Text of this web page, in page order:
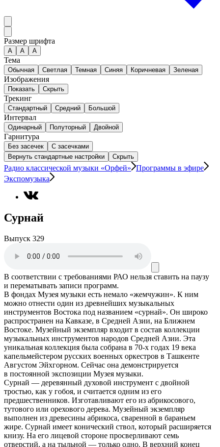
Размер шрифта
А A A
Тема
Обычная Светлая Темная Синяя Коричневая Зеленая
Изображения
Показать Скрыть
Трекинг
Стандартный Средний Большой
Интервал
Одинарный Полуторный Двойной
Гарнитура
Без засечек
С засечками
Вернуть стандартные настройки
Скрыть
Радио классической музыки «Орфей»
Программы в эфире
Экспомузыка
Сурнай
Выпуск 329
В соответствии с требованиями РАО нельзя ставить на паузу
и перематывать записи программ.
В фондах Музея музыки есть немало «жемчужин». К ним
можно отнести один из древнейших музыкальных
инструментов Востока под названием «сурнай». Он широко
распространен на Кавказе, в Средней Азии, на Ближнем
Востоке. Музейный экземпляр входит в состав коллекции
музыкальных инструментов народов Средней Азии. Эта
уникальная коллекция была собрана в 70-х годах 19 века
капельмейстером русских военных оркестров в Ташкенте
Августом Эйхгорном. Сейчас она демонстрируется
в постоянной экспозиции Музея музыки.
Сурнай — деревянный духовой инструмент с двойной
тростью, как у гобоя, и считается одним из его
предшественников. Изготавливают его из абрикосового,
тутового или орехового дерева. Музейный экземпляр
выполнен из древесины абрикоса, сваренной в бараньем
жире. Сурнай имеет конический ствол, который расширяется
книзу. На его лицевой стороне просверливают семь
отверстий, а на тыльной — только одно. В верхний конец